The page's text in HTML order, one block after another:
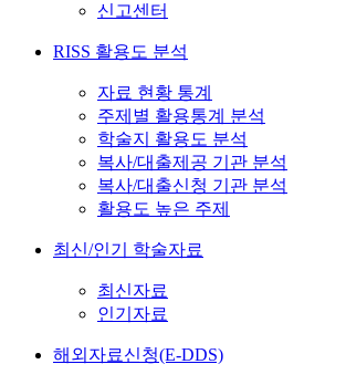
신고센터
RISS 활용도 분석
자료 현황 통계
주제별 활용통계 분석
학술지 활용도 분석
복사/대출제공 기관 분석
복사/대출신청 기관 분석
활용도 높은 주제
최신/인기 학술자료
최신자료
인기자료
해외자료신청(E-DDS)